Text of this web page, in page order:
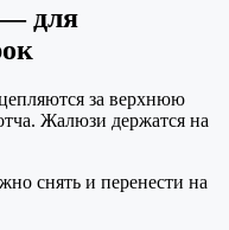
для
за верхнюю
Жалюзи держатся на
снять и перенести на